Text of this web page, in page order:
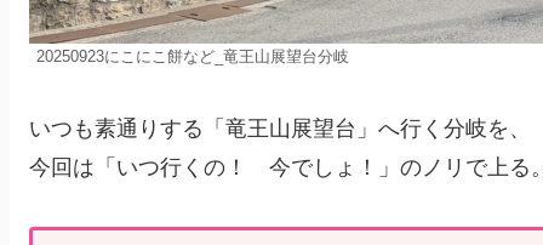
20250923にこにこ餅など_竜王山展望台分岐
いつも素通りする「竜王山展望台」へ行く分岐を、
今回は「いつ行くの！ 今でしょ！」のノリで上る